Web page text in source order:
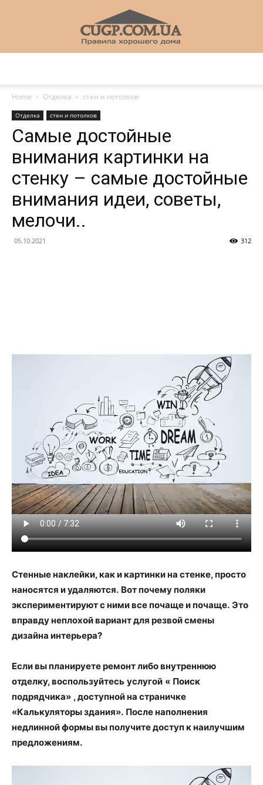
портал
Home Отделка стен и потолков
Отделка стен и потолков
Самые достойные
внимания картинки на
стенку – самые достойные
внимания идеи, советы,
мелочи..
05.10.2021 312
Стенные наклейки, как и картинки на стенке, просто
наносятся и удаляются. Вот почему поляки
экспериментируют с ними все почаще и почаще. Это
вправду неплохой вариант для резвой смены
дизайна интерьера?
Если вы планируете ремонт либо внутреннюю
отделку, воспользуйтесь услугой « Поиск
подрядчика» , доступной на страничке
«Калькуляторы здания». После наполнения
недлинной формы вы получите доступ к наилучшим
предложениям.